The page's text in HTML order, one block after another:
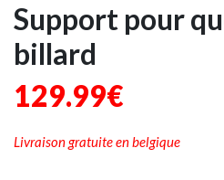
Support pour
billard
129.99€
Livraison gratuite en belgique